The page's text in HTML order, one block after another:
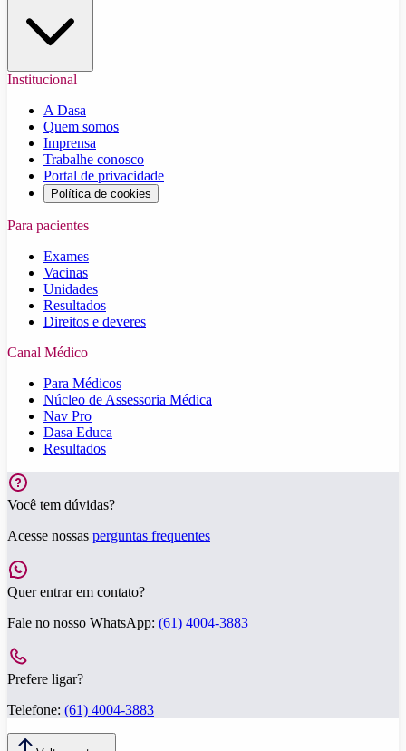
Institucional
A Dasa
Quem somos
Imprensa
Trabalhe conosco
Portal de privacidade
Política de cookies
Para pacientes
Exames
Vacinas
Unidades
Resultados
Direitos e deveres
Canal Médico
Para Médicos
Núcleo de Assessoria Médica
Nav Pro
Dasa Educa
Resultados
Você tem dúvidas?
Acesse nossas perguntas frequentes
Quer entrar em contato?
Fale no nosso WhatsApp: (61) 4004-3883
Prefere ligar?
Telefone: (61) 4004-3883